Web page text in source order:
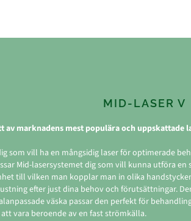
MID-LASER V
av marknadens mest populära och
som vill ha en mångsidig laser för optimerade
Mid-lasersystemet dig som vill kunna utföra en
till vilken man kopplar man in olika
efter just dina behov och förutsättningar.
väska passar den perfekt för
vara beroende av en fast strömkälla.